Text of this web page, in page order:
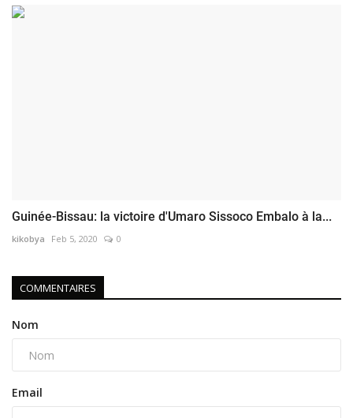
Guinée-Bissau: la victoire d'Umaro Sissoco Embalo à la...
kikobya Feb 5, 2020 0
COMMENTAIRES
Nom
Email